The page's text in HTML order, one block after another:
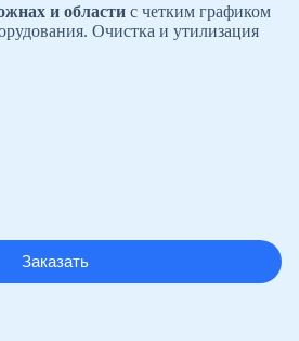
и областис четким графиком
Очистка и утилизация